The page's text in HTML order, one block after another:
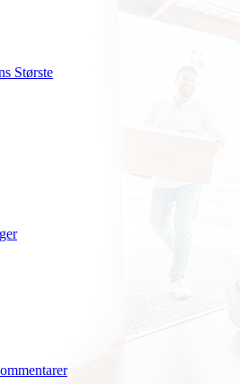
Største